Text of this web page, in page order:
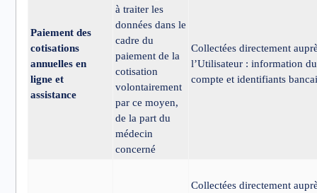
Paiement des
cotisations
annuelles en
ligne et
assistance
à traiter les
données dans le
cadre du
paiement de la
cotisation
volontairement
par ce moyen,
de la part du
médecin
concerné
Collectées directement
l’Utilisateur : information du
compte et identifiants
Collectées directement